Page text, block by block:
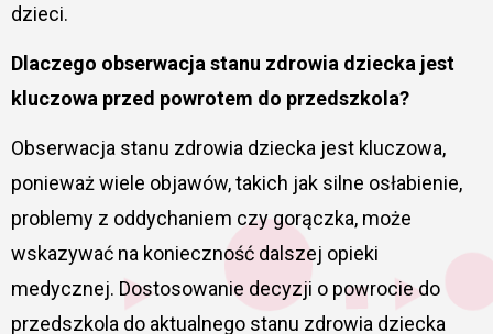
dzieci.
Dlaczego obserwacja stanu zdrowia dziecka jest
kluczowa przed powrotem do przedszkola?
Obserwacja stanu zdrowia dziecka jest kluczowa,
ponieważ wiele objawów, takich jak silne osłabienie,
problemy z oddychaniem czy gorączka, może
wskazywać na konieczność dalszej opieki
medycznej. Dostosowanie decyzji o powrocie do
przedszkola do aktualnego stanu zdrowia dziecka